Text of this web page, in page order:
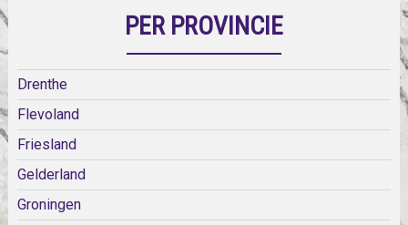
PER PROVINCIE
Drenthe
Flevoland
Friesland
Gelderland
Groningen